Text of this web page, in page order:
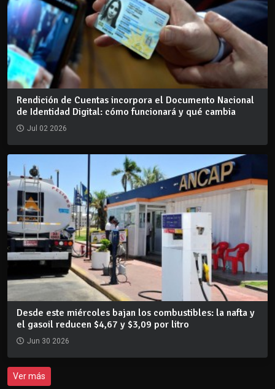
Rendición de Cuentas incorpora el Documento Nacional
de Identidad Digital: cómo funcionará y qué cambia
Jul 02 2026
Desde este miércoles bajan los combustibles: la nafta y
el gasoil reducen $4,67 y $3,09 por litro
Jun 30 2026
Ver más